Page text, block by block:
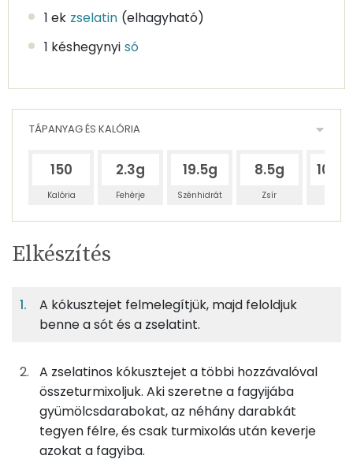
1 ek zselatin (elhagyható)
1 késhegynyi só
TÁPANYAG ÉS KALÓRIA
150
Kalória
2.3g
Fehérje
19.5g
Szénhidrát
8.5g
Zsír
Egy
adagban
1%
14%
Szénhidrát
6%
63gmálna
33 kcal
38g banán
21 kcal
6gméz
TÁPANYAGTARTALOM
Egy
adagban
8
adagban
100
1%
Fehérje
14%
Szénhidrát
6%
Zsír
78%
Víz
TOP ásványi anyagok
Foszfor
Elkészítés
A kókusztejet felmelegítjük, majd feloldjuk
benne a sót és a zselatint.
A zselatinos kókusztejet a többi hozzávalóval
összeturmixoljuk. Aki szeretne a fagyijába
gyümölcsdarabokat, az néhány darabkát
tegyen félre, és csak turmixolás után keverje
azokat a fagyiba.